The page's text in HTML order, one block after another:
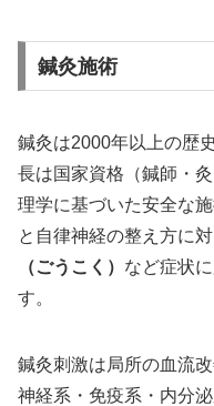
鍼灸施術
鍼灸は2000年以上の歴
長は国家資格（鍼師・
理学に基づいた安全な
と自律神経の整え方に
（ごうこく） など症状
す。
鍼灸刺激は局所の血流
神経系・免疫系・内分